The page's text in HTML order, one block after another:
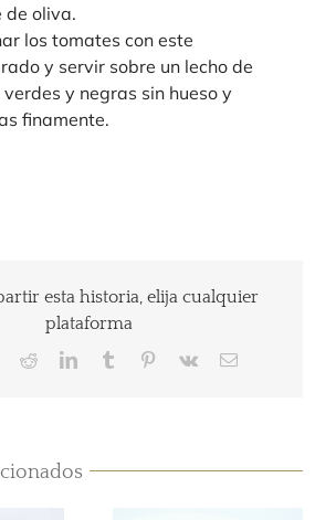
de oliva.
los tomates con este
y servir sobre un lecho de
y negras sin hueso y
finamente.
esta historia, elija cualquier
plataforma
TwitterRedditLinkedInTumblr Pinterest
Vk
Correo